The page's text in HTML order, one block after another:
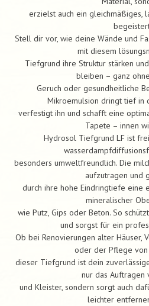
erzielst auch ein gleichmäßiges,
Stell dir vor, wie deine Wände und
mit diesem
Tiefgrund ihre Struktur stärken
bleiben – ganz
Geruch oder gesundheitliche
Mikroemulsion dringt tief in
verfestigt ihn und schafft eine
Tapete – innen
Hydrosol Tiefgrund LF ist
besonders umweltfreundlich. Die
aufzutragen und
durch ihre hohe Eindringtiefe eine
mineralischer
wie Putz, Gips oder Beton. So
und sorgst für ein
Ob bei Renovierungen alter Häuser,
oder der Pflege von
dieser Tiefgrund ist dein
nur das Auftragen
und Kleister, sondern sorgt auch
leichter